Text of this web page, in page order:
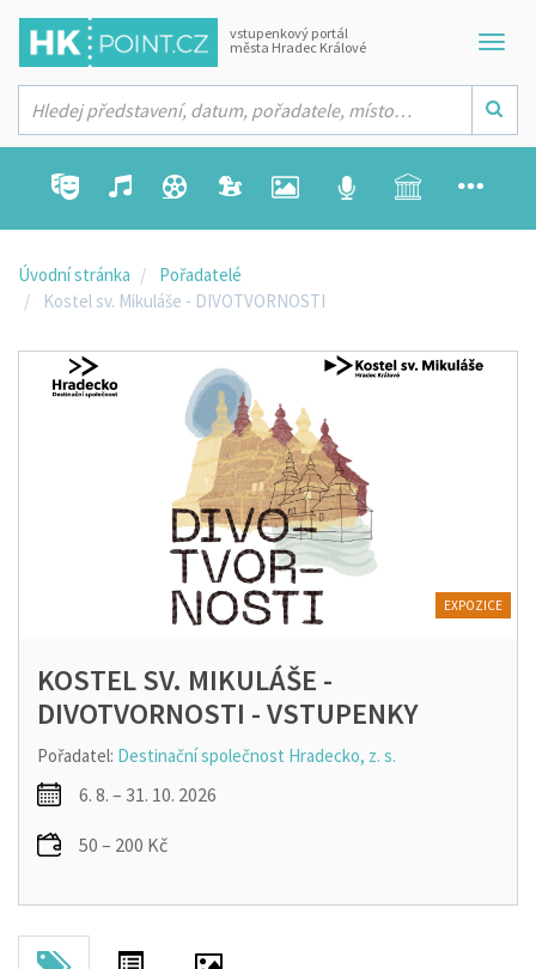
vstupenkový portál
města Hradec Králové
Úvodní stránka
Pořadatelé
Kostel sv. Mikuláše - DIVOTVORNOSTI
KOSTEL SV. MIKULÁŠE -
DIVOTVORNOSTI - VSTUPENKY
Pořadatel: Destinační společnost Hradecko, z. s.
6. 8. – 31. 10. 2026
50 – 200 Kč
EXPOZICE